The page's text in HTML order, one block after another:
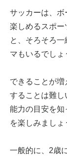
サッカーは、ボ
楽しめるスポー
と、そろそろ
マもいるでしょ
できることが
することは難し
能力の目安を知
を楽しみましょ
一般的に、2歳